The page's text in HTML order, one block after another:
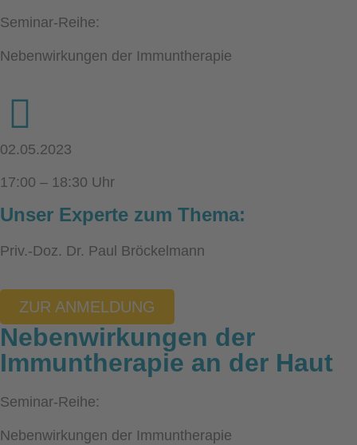
Seminar-Reihe:
Nebenwirkungen der Immuntherapie
02.05.2023
17:00 – 18:30 Uhr
Unser Experte zum Thema:
Priv.-Doz. Dr. Paul Bröckelmann
ZUR ANMELDUNG
Nebenwirkungen der
Immuntherapie an der Haut
Seminar-Reihe:
Nebenwirkungen der Immuntherapie